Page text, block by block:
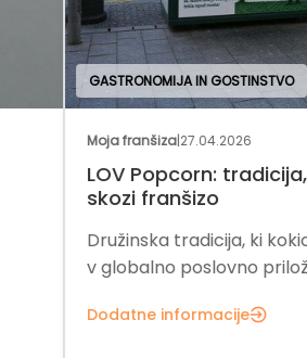
GOSTINSTVO
tradicija, ki se širi
ki kokice spreminja
priložnost.